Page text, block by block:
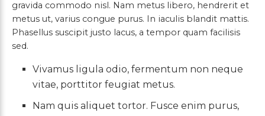
gravida commodo nisl. Nam metus libero, hendrerit et
metus ut, varius congue purus. In iaculis blandit mattis.
Phasellus suscipit justo lacus, a tempor quam facilisis
sed.
Vivamus ligula odio, fermentum non neque
vitae, porttitor feugiat metus.
Nam quis aliquet tortor. Fusce enim purus,